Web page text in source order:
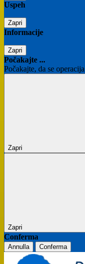
Uspeh
Zapri
Informacije
Zapri
Počakajte ...
Počakajte, da se
Zapri
Zapri
Conferma
Annulla Conferma